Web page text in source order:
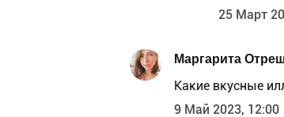
25 Март
Маргарита
Какие вкусные
9 Май 2023, 12:00